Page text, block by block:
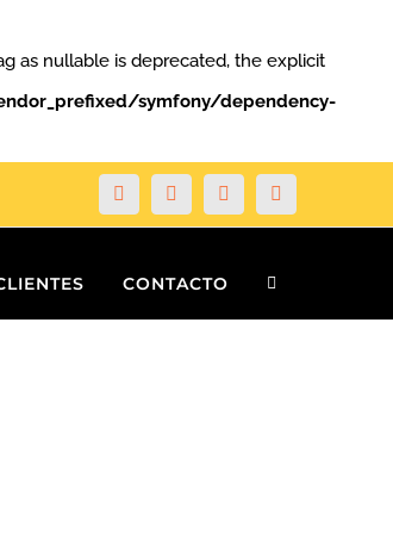
as nullable is deprecated, the explicit
symfony/dependency-
FacebookTwitterYouTubeInstagram
CONTACTO